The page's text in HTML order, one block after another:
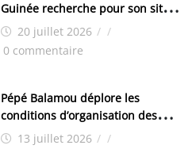
Guinée recherche pour son site
de Kamsar des techniciens
chimistes (H/F)
20 juillet 2026 / /
0 commentaire
Pépé Balamou déplore les
conditions d’organisation des
examens nationaux : « Si ce sont
13 juillet 2026 / /